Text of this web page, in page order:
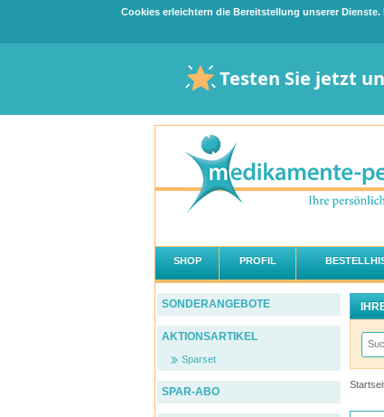
Cookies erleichtern die Bereitstellung unserer
Testen Sie jetzt
SHOP PROFIL
SONDERANGEBOTE
AKTIONSARTIKEL
Sparset
SPAR-ABO